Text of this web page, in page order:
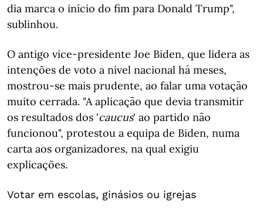
dia marca o início do fim para Donald Trump",
sublinhou.
O antigo vice-presidente Joe Biden, que lidera as
intenções de voto a nível nacional há meses,
mostrou-se mais prudente, ao falar uma votação
muito cerrada. "A aplicação que devia transmitir
os resultados dos 'caucus' ao partido não
funcionou", protestou a equipa de Biden, numa
carta aos organizadores, na qual exigiu
explicações.
Votar em escolas, ginásios ou igrejas